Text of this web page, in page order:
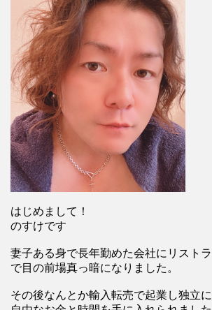
はじめまして！
のすけです
妻子ある身で長年勤めた会社にリスト
で目の前場真っ暗になりました。
その後なんとか輸入転売で起業し独立